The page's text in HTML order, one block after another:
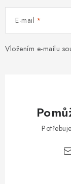
E-mail
Vložením e-mailu